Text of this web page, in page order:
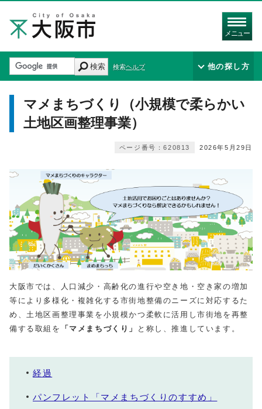
メニュー
検索 検索ヘルプ 他の探し方
マメまちづくり（小規模で柔らかい
土地区画整理事業）
2026年5月29日
ページ番号：620813
大阪市では、人口減少・高齢化の進行や空き地・空き家の増加
等により多様化・複雑化する市街地整備のニーズに対応するた
め、土地区画整理事業を小規模かつ柔軟に活用し市街地を再整
備する取組を
「マメまちづくり」 と称し、推進しています。
経過
パンフレット「マメまちづくりのすすめ」